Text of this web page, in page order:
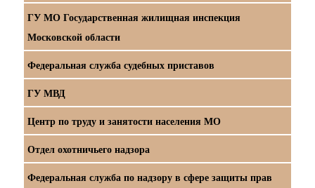
ГУ МО Государственная жилищная инспекция
Московской области
Федеральная служба судебных приставов
ГУ МВД
Центр по труду и занятости населения МО
Отдел охотничьего надзора
Федеральная служба по надзору в сфере защиты прав